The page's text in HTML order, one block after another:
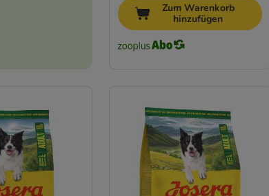
Zum Warenkorb
hinzufügen